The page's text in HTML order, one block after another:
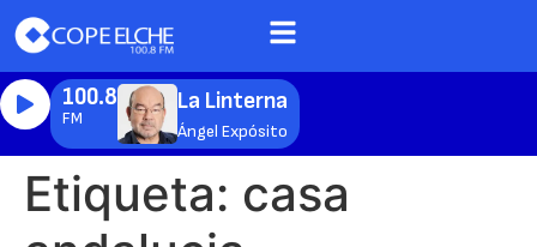
100.8
FM
La Linterna
Ángel Expósito
Etiqueta: casa